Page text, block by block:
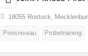
18055 Rostock,
Preisniveau Probetraining